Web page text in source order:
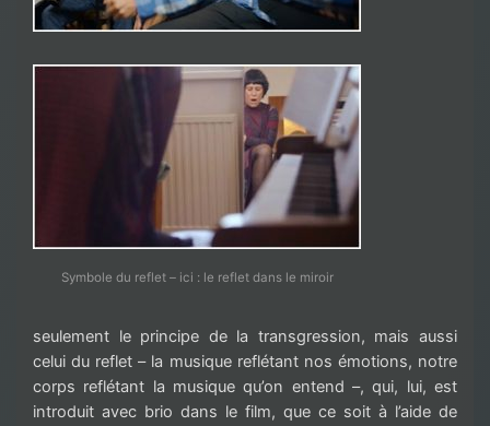
Symbole du reflet – ici : le reflet dans le miroir
seulement le principe de la transgression, mais aussi
celui du reflet – la musique reflétant nos émotions, notre
corps reflétant la musique qu’on entend –, qui, lui, est
introduit avec brio dans le film, que ce soit à l’aide de